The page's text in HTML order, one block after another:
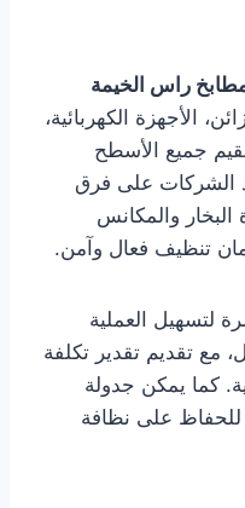
راس الخيمة
الأجهزة الكهربائية،
جميع الأسطح
الشركات على فرق
والمكانس
تنظيف فعال وآمن.
لتسهيل العملية
مع تقديم تقدير تكلفة
كما يمكن جدولة
للحفاظ على نظافة